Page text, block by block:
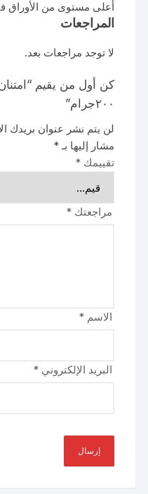
أعلى مستوى من الأوراق
المراجعات
لا توجد مراجعات بعد.
كن أول من يقيم
٢٠٠جرام”
لن يتم نشر عنوان بريدك
مشار إليها بـ*
تقييمك*
مراجعتك*
الاسم*
البريد الإلكتروني*